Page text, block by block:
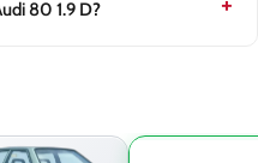
80 1.9 D?